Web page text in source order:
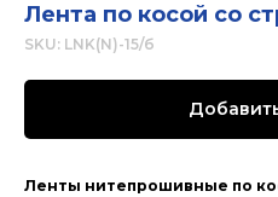
Лента по косой со
SKU: LNK(N)-15/б
Ленты нитепрошивные по